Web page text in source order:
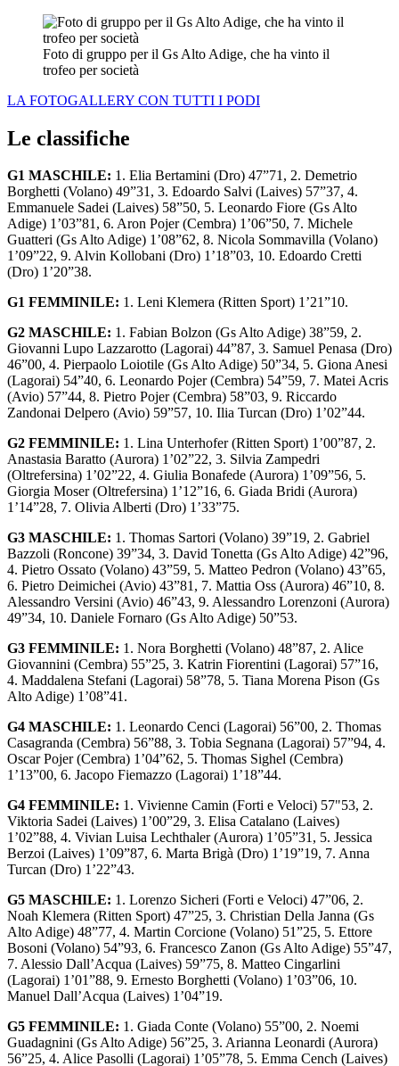
Foto di gruppo per il Gs Alto Adige, che ha vinto il
trofeo per società
LA FOTOGALLERY CON TUTTI I PODI
Le classifiche
G1 MASCHILE: 1. Elia Bertamini (Dro) 47”71, 2. Demetrio
Borghetti (Volano) 49”31, 3. Edoardo Salvi (Laives) 57”37, 4.
Emmanuele Sadei (Laives) 58”50, 5. Leonardo Fiore (Gs Alto
Adige) 1’03”81, 6. Aron Pojer (Cembra) 1’06”50, 7. Michele
Guatteri (Gs Alto Adige) 1’08”62, 8. Nicola Sommavilla (Volano)
1’09”22, 9. Alvin Kollobani (Dro) 1’18”03, 10. Edoardo Cretti
(Dro) 1’20”38.
G1 FEMMINILE: 1. Leni Klemera (Ritten Sport) 1’21”10.
G2 MASCHILE: 1. Fabian Bolzon (Gs Alto Adige) 38”59, 2.
Giovanni Lupo Lazzarotto (Lagorai) 44”87, 3. Samuel Penasa (Dro)
46”00, 4. Pierpaolo Loiotile (Gs Alto Adige) 50”34, 5. Giona Anesi
(Lagorai) 54”40, 6. Leonardo Pojer (Cembra) 54”59, 7. Matei Acris
(Avio) 57”44, 8. Pietro Pojer (Cembra) 58”03, 9. Riccardo
Zandonai Delpero (Avio) 59”57, 10. Ilia Turcan (Dro) 1’02”44.
G2 FEMMINILE: 1. Lina Unterhofer (Ritten Sport) 1’00”87, 2.
Anastasia Baratto (Aurora) 1’02”22, 3. Silvia Zampedri
(Oltrefersina) 1’02”22, 4. Giulia Bonafede (Aurora) 1’09”56, 5.
Giorgia Moser (Oltrefersina) 1’12”16, 6. Giada Bridi (Aurora)
1’14”28, 7. Olivia Alberti (Dro) 1’33”75.
G3 MASCHILE: 1. Thomas Sartori (Volano) 39”19, 2. Gabriel
Bazzoli (Roncone) 39”34, 3. David Tonetta (Gs Alto Adige) 42”96,
4. Pietro Ossato (Volano) 43”59, 5. Matteo Pedron (Volano) 43”65,
6. Pietro Deimichei (Avio) 43”81, 7. Mattia Oss (Aurora) 46”10, 8.
Alessandro Versini (Avio) 46”43, 9. Alessandro Lorenzoni (Aurora)
49”34, 10. Daniele Fornaro (Gs Alto Adige) 50”53.
G3 FEMMINILE: 1. Nora Borghetti (Volano) 48”87, 2. Alice
Giovannini (Cembra) 55”25, 3. Katrin Fiorentini (Lagorai) 57”16,
4. Maddalena Stefani (Lagorai) 58”78, 5. Tiana Morena Pison (Gs
Alto Adige) 1’08”41.
G4 MASCHILE: 1. Leonardo Cenci (Lagorai) 56”00, 2. Thomas
Casagranda (Cembra) 56”88, 3. Tobia Segnana (Lagorai) 57”94, 4.
Oscar Pojer (Cembra) 1’04”62, 5. Thomas Sighel (Cembra)
1’13”00, 6. Jacopo Fiemazzo (Lagorai) 1’18”44.
G4 FEMMINILE: 1. Vivienne Camin (Forti e Veloci) 57"53, 2.
Viktoria Sadei (Laives) 1’00”29, 3. Elisa Catalano (Laives)
1’02”88, 4. Vivian Luisa Lechthaler (Aurora) 1’05”31, 5. Jessica
Berzoi (Laives) 1’09”87, 6. Marta Brigà (Dro) 1’19”19, 7. Anna
Turcan (Dro) 1’22”43.
G5 MASCHILE: 1. Lorenzo Sicheri (Forti e Veloci) 47”06, 2.
Noah Klemera (Ritten Sport) 47”25, 3. Christian Della Janna (Gs
Alto Adige) 48”77, 4. Martin Corcione (Volano) 51”25, 5. Ettore
Bosoni (Volano) 54”93, 6. Francesco Zanon (Gs Alto Adige) 55”47,
7. Alessio Dall’Acqua (Laives) 59”75, 8. Matteo Cingarlini
(Lagorai) 1’01”88, 9. Ernesto Borghetti (Volano) 1’03”06, 10.
Manuel Dall’Acqua (Laives) 1’04”19.
G5 FEMMINILE: 1. Giada Conte (Volano) 55”00, 2. Noemi
Guadagnini (Gs Alto Adige) 56”25, 3. Arianna Leonardi (Aurora)
56”25, 4. Alice Pasolli (Lagorai) 1’05”78, 5. Emma Cench (Laives)